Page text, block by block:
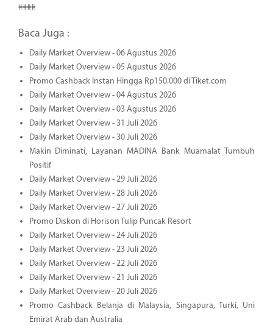
####
Baca Juga :
Daily Market Overview - 06 Agustus 2026
Daily Market Overview - 05 Agustus 2026
Promo Cashback Instan Hingga Rp150.000 di Tiket.com
Daily Market Overview - 04 Agustus 2026
Daily Market Overview - 03 Agustus 2026
Daily Market Overview - 31 Juli 2026
Daily Market Overview - 30 Juli 2026
Makin Diminati, Layanan MADINA Bank Muamalat Tumbuh
Positif
Daily Market Overview - 29 Juli 2026
Daily Market Overview - 28 Juli 2026
Daily Market Overview - 27 Juli 2026
Promo Diskon di Horison Tulip Puncak Resort
Daily Market Overview - 24 Juli 2026
Daily Market Overview - 23 Juli 2026
Daily Market Overview - 22 Juli 2026
Daily Market Overview - 21 Juli 2026
Daily Market Overview - 20 Juli 2026
Promo Cashback Belanja di Malaysia, Singapura, Turki, Uni
Emirat Arab dan Australia